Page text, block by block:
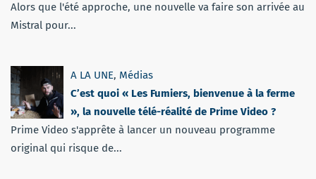
Alors que l'été approche, une nouvelle va faire son arrivée au
Mistral pour...
A LA UNE, Médias
C’est quoi « Les Fumiers, bienvenue à la ferme
», la nouvelle télé-réalité de Prime Video ?
Prime Video s'apprête à lancer un nouveau programme
original qui risque de...